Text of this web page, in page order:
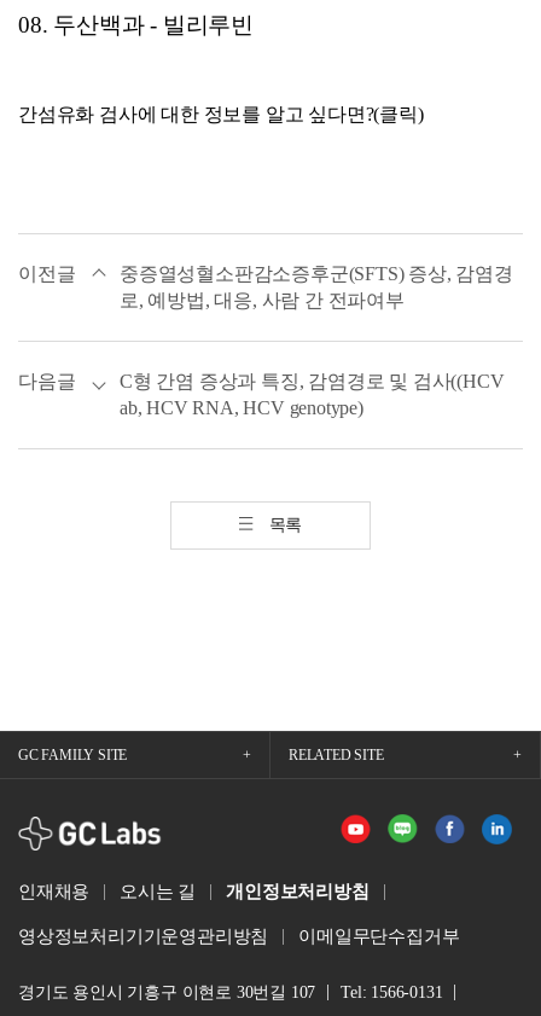
08. 두산백과- 빌리루빈
간섬유화 검사에 대한 정보를 알고 싶다면?(클릭)
이전글
중증열성혈소판감소증후군(SFTS) 증상, 감염경
로, 예방법, 대응, 사람 간 전파여부
다음글
C형 간염 증상과 특징, 감염경로 및 검사((HCV
ab, HCV RNA, HCV genotype)
목록
GC FAMILY SITE RELATED SITE
GCLabs
인재채용 오시는 길 개인정보처리방침
영상정보처리기기운영관리방침 이메일무단수집거부
경기도 용인시 기흥구 이현로 30번길 107 Tel: 1566-0131